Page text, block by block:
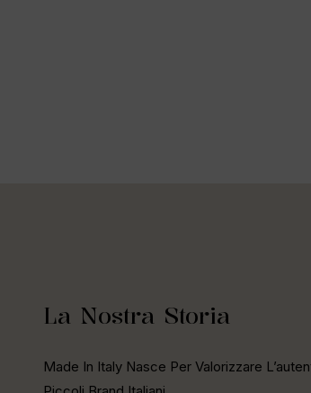
La Nostra Storia
Made In Italy Nasce Per Valorizzare